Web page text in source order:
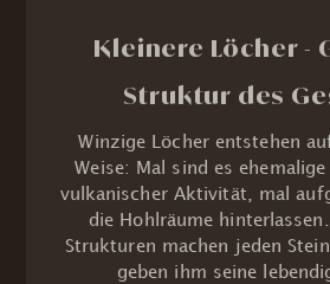
Kleinere Löcher -
Struktur des
Winzige Löcher entstehen
Weise: Mal sind es ehemalige
vulkanischer Aktivität, mal
die Hohlräume
Strukturen machen jeden
geben ihm seine